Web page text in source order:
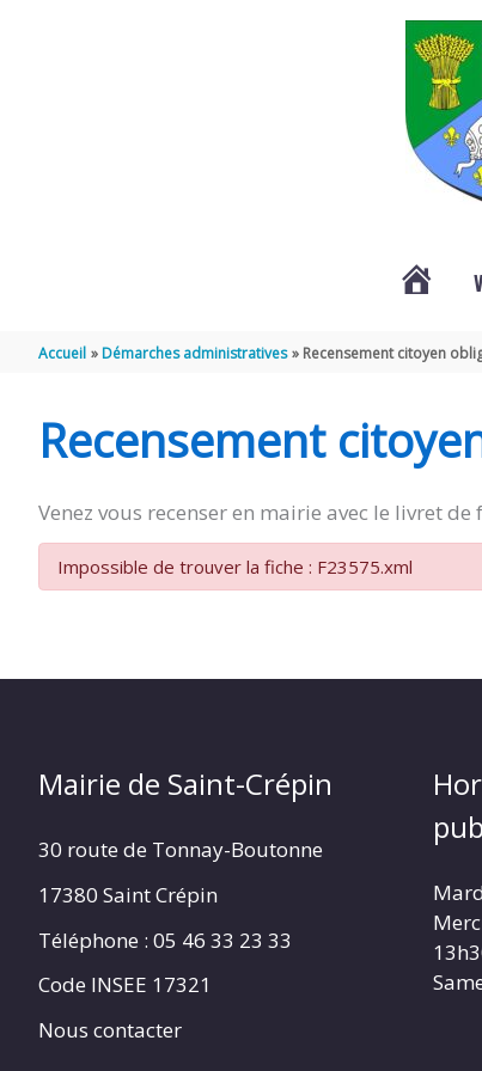
SAINT-
CRÉPIN
Accueil Démarches administratives Recensement citoyen
Recensement
Venez vous recenser en mairie avec le livret
Impossible de trouver la fiche : F23575.xml
Mairie de Saint-Crépin
30 route de Tonnay-Boutonne
17380 Saint Crépin
Téléphone : 05 46 33 23 33
Code INSEE 17321
Nous contacter